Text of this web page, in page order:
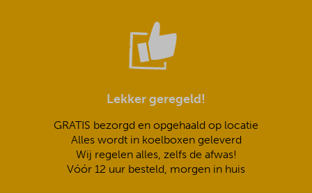
Lekker geregeld!
GRATIS bezorgd en opgehaald op locatie
Alles wordt in koelboxen geleverd
Wij regelen alles, zelfs de afwas!
Vóór 12 uur besteld, morgen in huis